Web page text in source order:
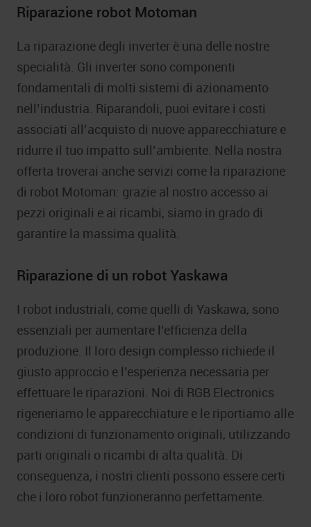
Riparazione robot Motoman
La riparazione degli inverter è una delle nostre
specialità. Gli inverter sono componenti
fondamentali di molti sistemi di azionamento
nell’industria. Riparandoli, puoi evitare i costi
associati all’acquisto di nuove apparecchiature e
ridurre il tuo impatto sull’ambiente. Nella nostra
offerta troverai anche servizi come la riparazione
di robot Motoman: grazie al nostro accesso ai
pezzi originali e ai ricambi, siamo in grado di
garantire la massima qualità.
Riparazione di un robot Yaskawa
I robot industriali, come quelli di Yaskawa, sono
essenziali per aumentare l’efficienza della
produzione. Il loro design complesso richiede il
giusto approccio e l’esperienza necessaria per
effettuare le riparazioni. Noi di RGB Electronics
rigeneriamo le apparecchiature e le riportiamo alle
condizioni di funzionamento originali, utilizzando
parti originali o ricambi di alta qualità. Di
conseguenza, i nostri clienti possono essere certi
che i loro robot funzioneranno perfettamente.